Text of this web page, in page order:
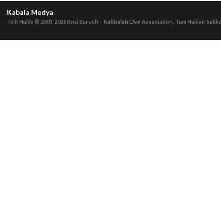
Kabala Medya
Telif Hakkı © 2003-2026Bnei Baruch – Kabbalah L’Am Association, Tüm Hakları